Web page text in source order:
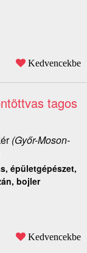
Kedvencekbe
tagos
(Győr-Moson-
épületgépészet,
bojler
Kedvencekbe